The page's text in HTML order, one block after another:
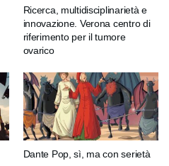
Ricerca, multidisciplinarietà e
innovazione. Verona centro di
riferimento per il tumore
ovarico
Dante Pop, sì, ma con serietà